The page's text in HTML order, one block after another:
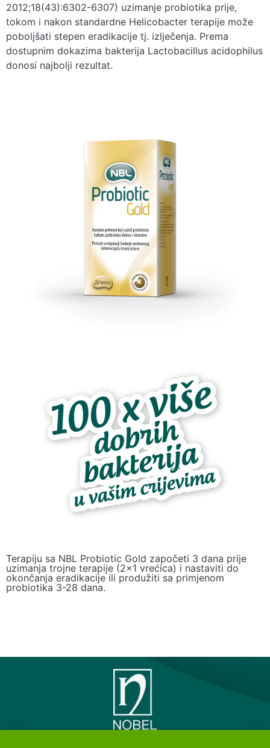
2012;18(43):6302-6307) uzimanje probiotika prije,
tokom i nakon standardne Helicobacter terapije može
poboljšati stepen eradikacije tj. izlječenja. Prema
dostupnim dokazima bakterija Lactobacillus acidophilus
donosi najbolji rezultat.
Terapiju sa NBL Probiotic Gold započeti 3 dana prije
uzimanja trojne terapije (2x1 vrećica) i nastaviti do
okončanja eradikacije ili produžiti sa primjenom
probiotika 3-28 dana.